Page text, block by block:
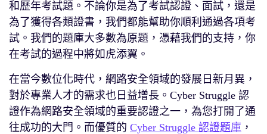
和歷年考試題。不論你是為了考試認證、面試，還是
為了獲得各類證書，我們都能幫助你順利通過各項考
試。我們的題庫大多數為原題，憑藉我們的支持，你
在考試的過程中將如虎添翼。
在當今數位化時代，網路安全領域的發展日新月異，
對於專業人才的需求也日益增長。Cyber Struggle 認
證作為網路安全領域的重要認證之一，為您打開了通
往成功的大門。而優質的 Cyber Struggle 認證題庫 ，